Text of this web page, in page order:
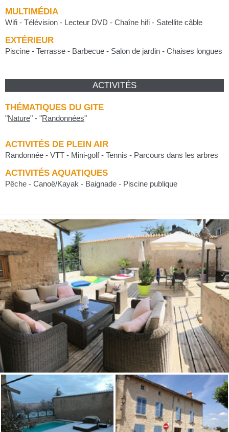
MULTIMÉDIA
Wifi - Télévision - Lecteur DVD - Chaîne hifi - Satellite câble
EXTÉRIEUR
Piscine - Terrasse - Barbecue - Salon de jardin - Chaises longues
ACTIVITÉS
THÉMATIQUES DU GITE
"Nature" - "Randonnées"
ACTIVITÉS DE PLEIN AIR
Randonnée - VTT - Mini-golf - Tennis - Parcours dans les arbres
ACTIVITÉS AQUATIQUES
Pêche - Canoë/Kayak - Baignade - Piscine publique